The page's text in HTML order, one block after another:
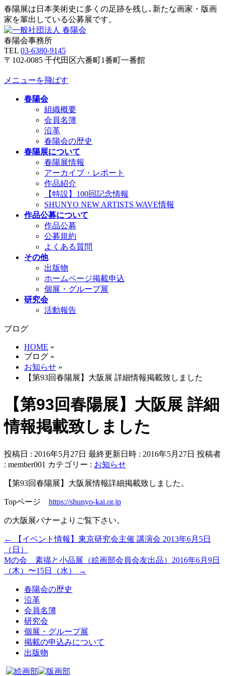
春陽展は日本美術史に多くの足跡を残し､新たな画家・版画
家を輩出している公募展です。
春陽会事務所
TEL 03-6380-9145
〒102-0085 千代田区六番町1番町一番館
メニューを飛ばす
春陽会
組織概要
会員名簿
沿革
春陽会の歴史
春陽展について
春陽展情報
アーカイブ・レポート
作品紹介
【特設】100回記念情報
SHUNYO NEW ARTISTS WAVE情報
作品公募について
作品公募
公募規約
よくある質問
その他
出版物
ホームページ掲載申込
個展・グループ展
研究会
活動報告
ブログ
HOME »
ブログ »
お知らせ »
【第93回春陽展】大阪展 詳細情報掲載致しました
【第93回春陽展】大阪展 詳細
情報掲載致しました
投稿日 : 2016年5月27日 最終更新日時 : 2016年5月27日 投稿者
: member001 カテゴリー : お知らせ
【第93回春陽展】大阪展情報詳細掲載致しました。
Topページ https://shunyo-kai.or.jp
の大阪展バナーよりご覧下さい。
←
【イベント情報】東京研究会主催 講演会 2013年6月5日
（日）
Mの会 素描と小品展（絵画部会員会友出品）2016年6月9日
（木）〜15日（水）
→
春陽会の歴史
沿革
会員名簿
研究会
個展・グループ展
掲載の申込みについて
出版物